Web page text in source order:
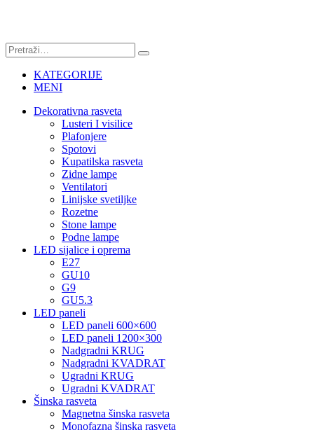
KATEGORIJE
MENI
Dekorativna rasveta
Lusteri I visilice
Plafonjere
Spotovi
Kupatilska rasveta
Zidne lampe
Ventilatori
Linijske svetiljke
Rozetne
Stone lampe
Podne lampe
LED sijalice i oprema
E27
GU10
G9
GU5.3
LED paneli
LED paneli 600×600
LED paneli 1200×300
Nadgradni KRUG
Nadgradni KVADRAT
Ugradni KRUG
Ugradni KVADRAT
Šinska rasveta
Magnetna šinska rasveta
Monofazna šinska rasveta